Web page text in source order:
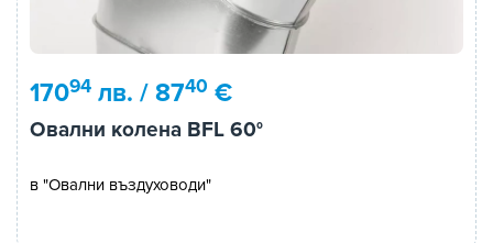
17094 лв. / 8740 €
Овални колена BFL 60°
в "Овални въздуховоди"